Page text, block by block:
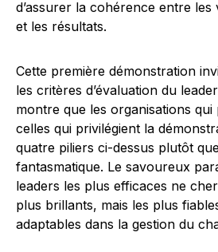
d’assurer la cohérence entre les
et les résultats.
Cette première démonstration
les critères d’évaluation du
montre que les organisations
celles qui privilégient la
quatre piliers ci-dessus plutôt
fantasmatique. Le savoureux
leaders les plus efficaces ne
plus brillants, mais les plus
adaptables dans la gestion du